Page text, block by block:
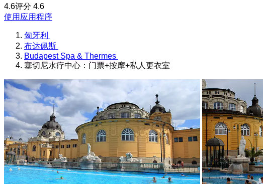
4.6评分 4.6
使用应用程序
匈牙利
布达佩斯
Budapest Spa & Thermes
塞切尼水疗中心：门票+按摩+私人更衣室